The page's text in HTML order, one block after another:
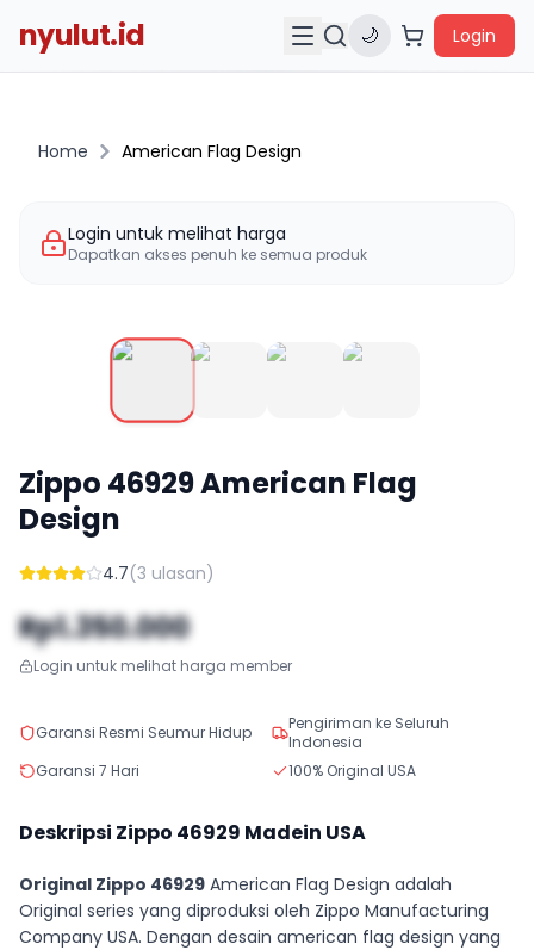
nyulut.id 🌙 Login
Home American Flag Design
Login untuk melihat harga
Dapatkan akses penuh ke semua produk
Zippo 46929American Flag
Design
4.7(3 ulasan)
Rp1.350.000
Login untuk melihat harga member
Garansi Resmi Seumur Hidup
Pengiriman ke Seluruh
Indonesia
Garansi 7 Hari
100% Original USA
Deskripsi Zippo 46929 Madein USA
Original Zippo 46929 American Flag Design adalah
Original series yang diproduksi oleh Zippo Manufacturing
Company USA. Dengan desain american flag design yang